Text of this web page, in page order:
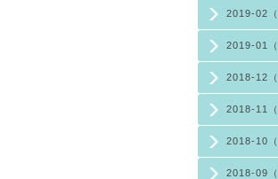
2019-02（
2019-01（
2018-12（
2018-11（
2018-10（
2018-09（